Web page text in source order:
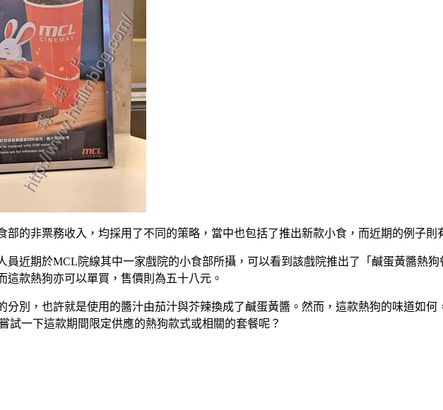
部的非票務收入，均採用了不同的策略，當中也包括了推出新款小食，而近期的例子則
員近期於MCL院線其中一家戲院的小食部所攝，可以看到該戲院推出了「鹹蛋黃醬熱
款熱狗亦可以單買，售價則為五十八元。
分別，也許就是使用的醬汁由茄汁與芥辣換成了鹹蛋黃醬。然而，這款熱狗的味道如
試一下這款期間限定供應的熱狗款式或相關的套餐呢？